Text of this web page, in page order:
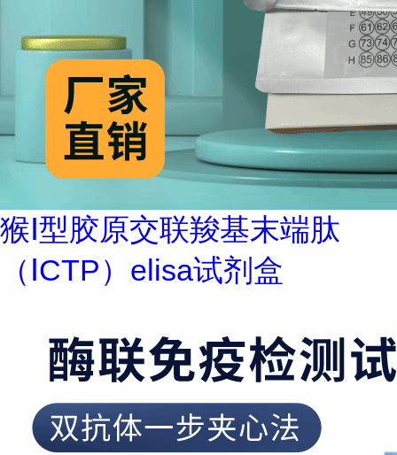
猴Ⅰ型胶原交联羧基末端肽
（ⅠCTP）elisa试剂盒